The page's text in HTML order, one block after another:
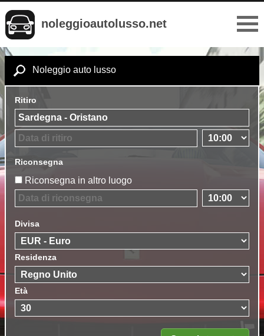
noleggioautolusso.net
Noleggio auto lusso
Ritiro
Riconsegna
Riconsegna in altro luogo
Divisa
Residenza
Età